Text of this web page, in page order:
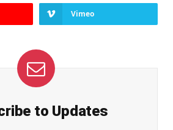
Vimeo
to Updates